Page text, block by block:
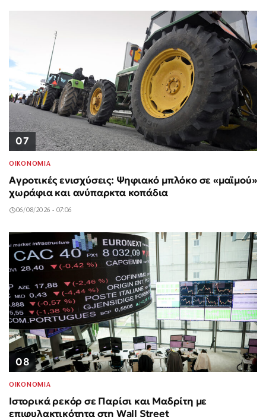
07
ΟΙΚΟΝΟΜΙΑ
Αγροτικές ενισχύσεις: Ψηφιακό μπλόκο σε «μαϊμού»
χωράφια και ανύπαρκτα κοπάδια
06/08/2026 - 07:06
08
ΟΙΚΟΝΟΜΙΑ
Ιστορικά ρεκόρ σε Παρίσι και Μαδρίτη με
επιφυλακτικότητα στη Wall Street